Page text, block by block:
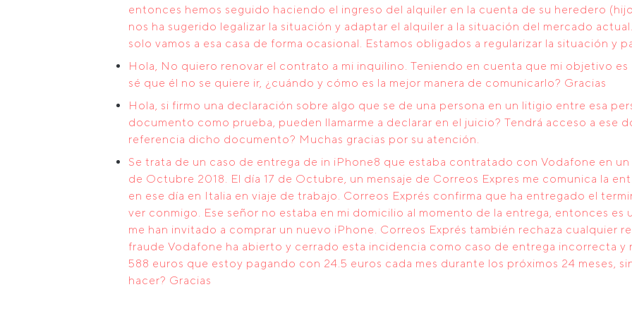
entonces hemos seguido haciendo el ingreso del alquiler en la cuenta de su heredero
nos ha sugerido legalizar la situación y adaptar el alquiler a la situación del mercado
solo vamos a esa casa de forma ocasional. Estamos obligados a regularizar la situación y
Hola, No quiero renovar el contrato a mi inquilino. Teniendo en cuenta que mi objetivo
sé que él no se quiere ir, ¿cuándo y cómo es la mejor manera de comunicarlo? Gracias
Hola, si firmo una declaración sobre algo que se de una persona en un litigio entre esa
documento como prueba, pueden llamarme a declarar en el juicio? Tendrá acceso a ese
referencia dicho documento? Muchas gracias por su atención.
Se trata de un caso de entrega de in iPhone8 que estaba contratado con Vodafone en
de Octubre 2018. El día 17 de Octubre, un mensaje de Correos Expres me comunica la
en ese día en Italia en viaje de trabajo. Correos Exprés confirma que ha entregado el
ver conmigo. Ese señor no estaba en mi domicilio al momento de la entrega, entonces es
me han invitado a comprar un nuevo iPhone. Correos Exprés también rechaza cualquier
fraude Vodafone ha abierto y cerrado esta incidencia como caso de entrega incorrecta y
588 euros que estoy pagando con 24.5 euros cada mes durante los próximos 24 meses,
hacer? Gracias